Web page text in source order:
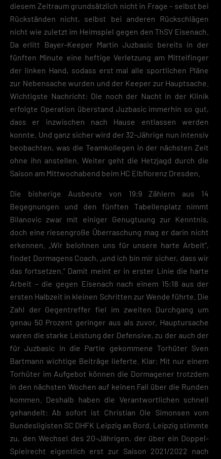
diesem Zeitraum grundsätzlich nicht in Frage – selbst bei
Rückständen nicht, selbst bei anderen Rückschlägen
nicht wie zuletzt im Heimspiel gegen den ThSV Eisenach.
Da erlitt Bayer-Keeper Martin Juzbasic bereits in der
fünften Minute eine heftige Verletzung am Mittelfinger
der linken Hand, sodass erst mal alle sportlichen Pläne
zur Nebensache wurden und der Keeper zur Hauptsache.
Wichtigste Nachricht: Die noch der Nacht in der Klinik
erfolgte Operation überstand Juzbasic immerhin so gut,
dass er inzwischen nach Hause entlassen werden
konnte. Und ganz sicher wird der 32-Jährige nun intensiv
beobachten, was die Teamkollegen in der nächsten Zeit
ohne ihn anstellen. Weiter geht die Hetzjagd durch die
Saison am Mittwochabend beim HC Elbflorenz Dresden.
Die bisherige Ausbeute von 19:9 Zählern aus 14
Begegnungen und den fünften Tabellenplatz nimmt
Bilanovic zwar mit einiger Genugtuung zur Kenntnis,
doch eine riesengroße Überraschung mag er darin nicht
erkennen. „Wir belohnen uns für unsere harte Arbeit“,
findet Dormagens Coach, „und ich bin mir sicher, dass wir
das fortsetzen.“ Damit meint er in erster Linie die harte
Arbeit – die gegen Eisenach nach einem 15:18 aus der
ersten Halbzeit in kleinen Schritten zur Wende führte. Die
Zahl der Gegentreffer fiel im zweiten Durchgang um
genau 50 Prozent geringer aus als zuvor. Hauptursache
waren die starke Leistung der Defensive, zu der auch der
für Juzbasic in die Partie gekommene Torhüter Sven
Bartmann wichtige Beiträge lieferte. Klar: Mit nur einem
Torhüter im Aufgebot können die Dormagener trotzdem
in den nächsten Wochen auf keinen Fall über die Runden
kommen. Deshalb haben die Verantwortlichen schnell
gehandelt: Ab sofort ist Christian Ole Simonsen vom
Bundesligisten SC DHFK Leipzig an Bord. Leipzig stimmte
zu, den Wechsel des 20-Jährigen, der über ein Doppel-
Spielrecht eigentlich erst zur Saison 2021/2022 nach